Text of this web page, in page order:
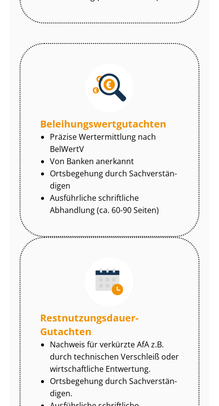
Be­lei­hungs­wert­gut­ach­ten
Präzise Wertermittlung nach
BelWertV
Von Banken anerkannt
Ortsbegehung durch Sach­ver­stän­
di­gen
Ausführliche schriftliche
Abhandlung (ca. 60-90 Seiten)
Rest­nut­zungs­dau­er-
Gutachten
Nachweis für verkürzte AfA z.B.
durch technischen Verschleiß oder
wirtschaftliche Entwertung.
Ortsbegehung durch Sach­ver­stän­
di­gen.